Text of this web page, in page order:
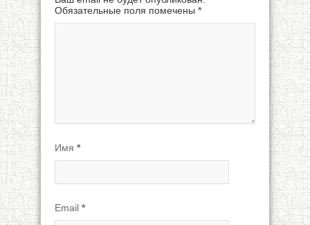
Обязательные поля помечены *
Имя *
Email *